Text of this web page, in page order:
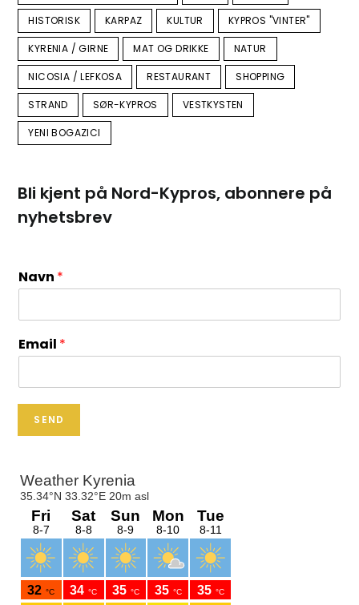
HISTORISK KARPAZ KULTUR KYPROS "VINTER"
KYRENIA / GIRNE MAT OG DRIKKE NATUR
NICOSIA / LEFKOSA RESTAURANT SHOPPING
STRAND SØR-KYPROS VESTKYSTEN
YENI BOGAZICI
Bli kjent på Nord-Kypros, abonnere på
nyhetsbrev
Navn *
Email *
SEND